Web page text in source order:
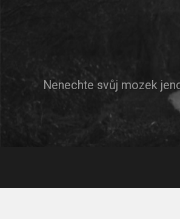
Nenechte svůj mozek